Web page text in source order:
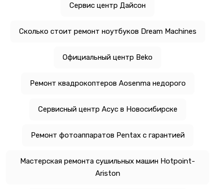
Сервис центр Дайсон
Сколько стоит ремонт ноутбуков Dream Machines
Официальный центр Beko
Ремонт квадрокоптеров Aosenma недорого
Сервисный центр Асус в Новосибирске
Ремонт фотоаппаратов Pentax с гарантией
Мастерская ремонта сушильных машин Hotpoint-
Ariston